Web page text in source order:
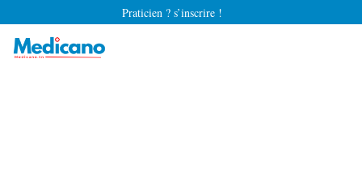
Praticien ? s’inscrire !